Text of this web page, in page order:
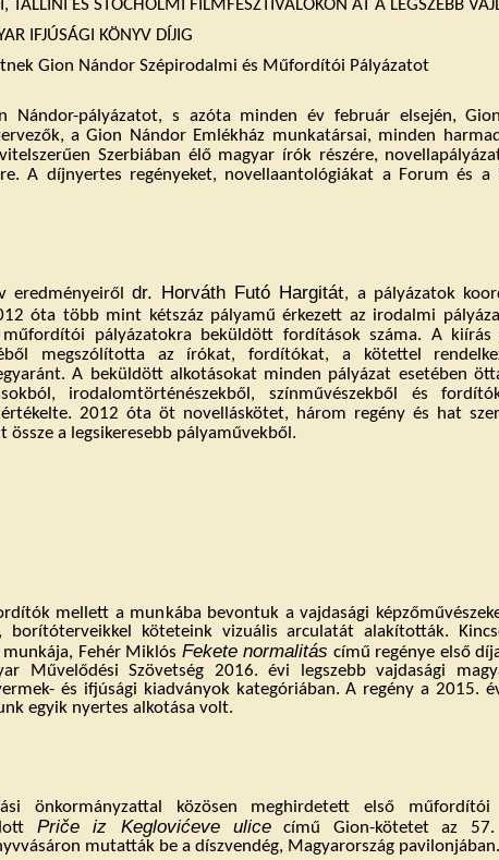
ÉS STOCHOLMI FILMFESZTIVÁLOKON ÁT A LEGSZEBB
IFJÚSÁGI KÖNYV DÍJIG
Gion Nándor Szépirodalmi és Műfordítói Pályázatot
Nándor-pályázatot, s azóta minden év február elsején,
a Gion Nándor Emlékház munkatársai, minden
Szerbiában élő magyar írók részére,
A díjnyertes regényeket, novellaantológiákat a Forum és a
eredményeiről dr. Horváth Futó Hargitát, a pályázatok
óta több mint kétszáz pá lyamű érkezett az irodalmi pá lyá
űfordítói pá lyázatokra bekü ldött fordítások száma. A kiírás
megszólította az írókat, fordítókat, a kötettel
A beküldött alkotásokat minden pályázat esetében
irodalomtörténészekből, színművészekből és
2012 óta öt novelláskötet, három regény és hat
a legsikeresebb pályaművekből.
mellett a munkába bevontuk a vajdasági
borítóterveikkel köteteink vizuális arculatát alakították.
Fehér Miklós Fekete normalitás című regénye első
Művelődési Szövetség 2016. évi legszebb vajdasági
és ifjúsági kiadványok kategóriában. A regény a 2015.
egyik nyertes alkotása volt.
önkormányzattal közösen meghirdetett első műfordítói
Priče iz Keglovićeve ulice című Gion-kötetet az 57.
mutatták be a díszvendég, Magyarország pavilonjában.